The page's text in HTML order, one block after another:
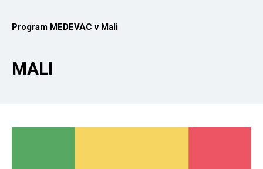
Program MEDEVAC v Mali
MALI